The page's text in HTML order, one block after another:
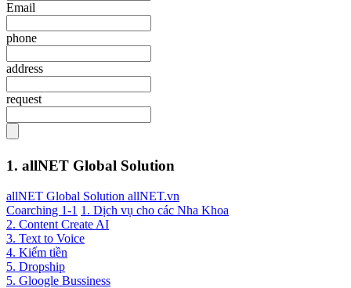
Email
phone
address
request
1. allNET Global Solution
allNET Global Solution allNET.vn
Coarching 1-1 1. Dịch vụ cho các Nha Khoa
2. Content Create AI
3. Text to Voice
4. Kiếm tiền
5. Dropship
5. Gloogle Bussiness